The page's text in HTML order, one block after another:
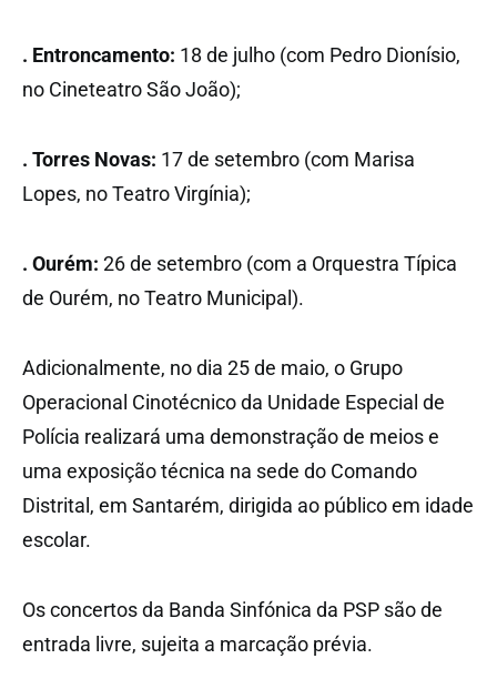
. Entroncamento: 18 de julho (com Pedro Dionísio,
no Cineteatro São João);
. Torres Novas: 17 de setembro (com Marisa
Lopes, no Teatro Virgínia);
. Ourém: 26 de setembro (com a Orquestra Típica
de Ourém, no Teatro Municipal).
Adicionalmente, no dia 25 de maio, o Grupo
Operacional Cinotécnico da Unidade Especial de
Polícia realizará uma demonstração de meios e
uma exposição técnica na sede do Comando
Distrital, em Santarém, dirigida ao público em idade
escolar.
Os concertos da Banda Sinfónica da PSP são de
entrada livre, sujeita a marcação prévia.